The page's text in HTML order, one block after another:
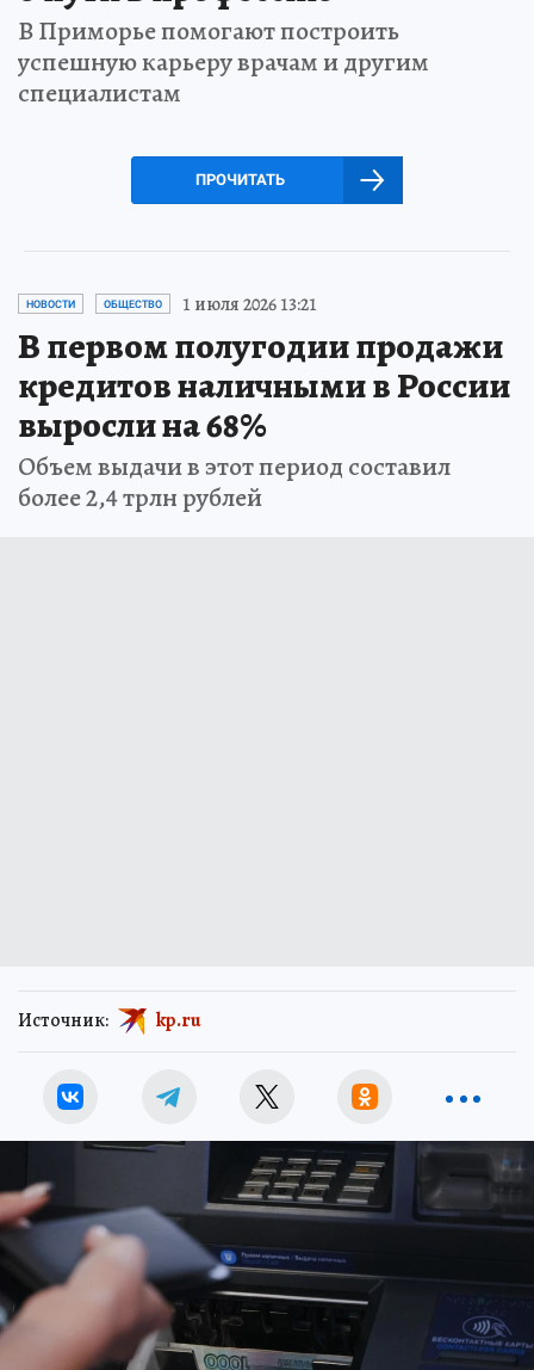
В Приморье помогают построить
успешную карьеру врачам и другим
специалистам
ПРОЧИТАТЬ
НОВОСТИ ОБЩЕСТВО 1 июля 2026 13:21
В первом полугодии продажи
кредитов наличными в России
выросли на 68%
Объем выдачи в этот период составил
более 2,4 трлн рублей
Источник: kp.ru